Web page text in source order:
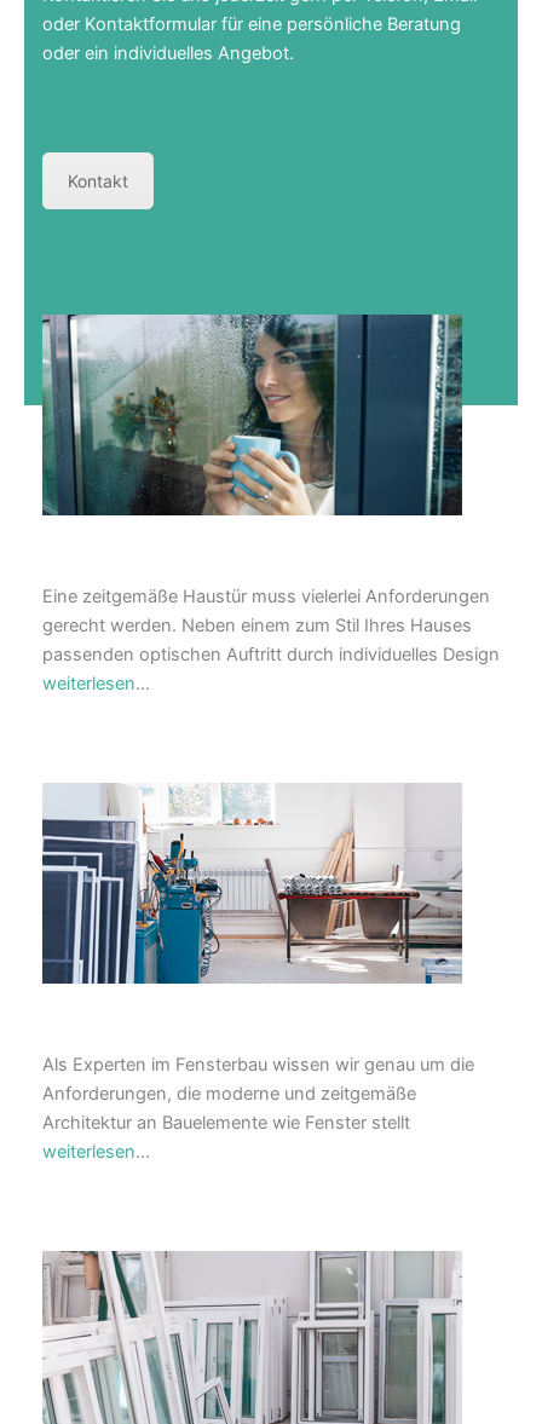
oder Kontaktformular für eine persönliche Beratung
oder ein individuelles Angebot.
Kontakt
Eine zeitgemäße Haustür muss vielerlei Anforderungen
gerecht werden. Neben einem zum Stil Ihres Hauses
passenden optischen Auftritt durch individuelles Design
weiterlesen…
Als Experten im Fensterbau wissen wir genau um die
Anforderungen, die moderne und zeitgemäße
Architektur an Bauelemente wie Fenster stellt
weiterlesen…